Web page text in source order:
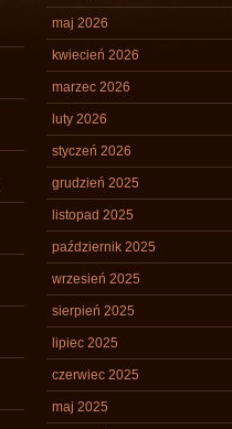
maj 2026
kwiecień 2026
marzec 2026
luty 2026
styczeń 2026
grudzień 2025
listopad 2025
październik 2025
wrzesień 2025
sierpień 2025
lipiec 2025
czerwiec 2025
maj 2025